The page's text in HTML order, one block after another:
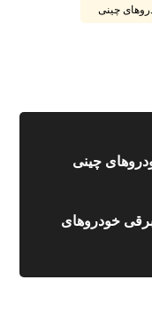
چینی
چینی
خودروهای